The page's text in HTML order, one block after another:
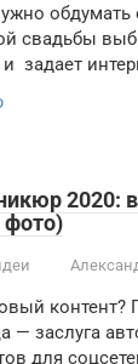
свадьбы
и задает
2020:
фото)
контент?
— заслуга
для